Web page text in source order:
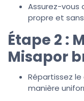
Assurez-vous
propre et
Étape 2 :
Misapor
Répartissez
manière